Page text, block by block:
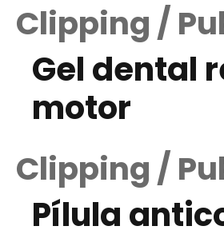
Clipping /
Gel dental
motor
Clipping /
Pílula